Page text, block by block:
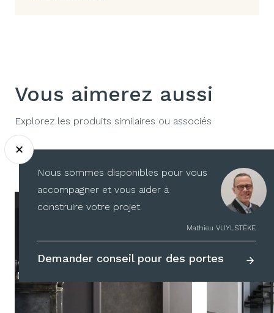
Vous aimerez aussi
Explorez les produits similaires ou associés
GIDEA ALBED
Nous sommes disponibles pour vous
accompagner et vous aider à
construire votre projet.
Mathieu VUYLSTÈKE
Demander conseil pour des portes